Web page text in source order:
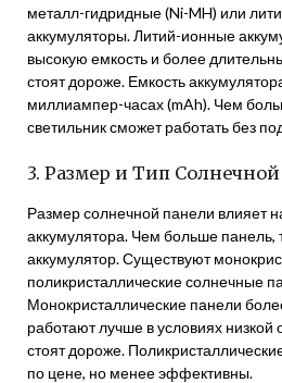
металл-гидридные (Ni-MH) или
аккумуляторы. Литий-ионные
высокую емкость и более
стоят дороже. Емкость
миллиампер-часах (mAh). Чем
светильник сможет работать без
3. Размер и Тип
Размер солнечной панели влияет
аккумулятора. Чем больше панель,
аккумулятор. Существуют
поликристаллические солнечные
Монокристаллические панели
работают лучше в условиях низкой
стоят дороже.
по цене, но менее эффективны.